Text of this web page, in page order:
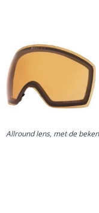
Allround lens, met de